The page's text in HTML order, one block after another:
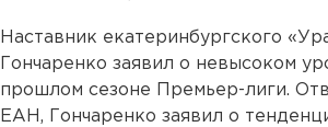
Наставник екатеринбургского
Гончаренко заявил о невысоком
прошлом сезоне Премьер-лиги.
ЕАН, Гончаренко заявил о